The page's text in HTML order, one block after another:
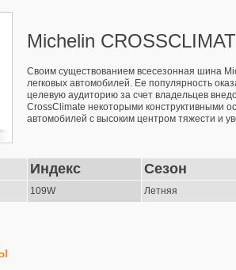
Michelin
Своим существованием всесезонная шина
легковых автомобилей. Ее популярность
целевую аудиторию за счет владельцев
CrossClimate некоторыми конструктивными
автомобилей с высоким центром тяжести и
Индекс Сезон
109W Летняя